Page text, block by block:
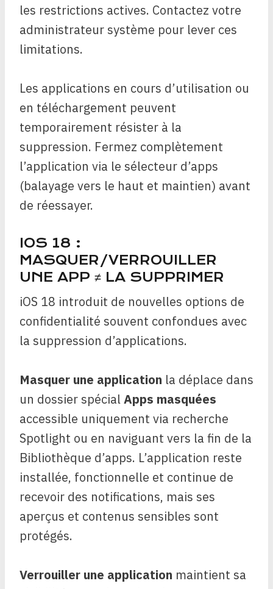
les restrictions actives. Contactez votre
administrateur système pour lever ces
limitations.
Les applications en cours d’utilisation ou
en téléchargement peuvent
temporairement résister à la
suppression. Fermez complètement
l’application via le sélecteur d’apps
(balayage vers le haut et maintien) avant
de réessayer.
IOS 18 :
MASQUER/VERROUILLER
UNE APP ≠ LA SUPPRIMER
iOS 18 introduit de nouvelles options de
confidentialité souvent confondues avec
la suppression d’applications.
Masquer une application la déplace dans
un dossier spécialApps masquées
accessible uniquement via recherche
Spotlight ou en naviguant vers la fin de la
Bibliothèque d’apps. L’application reste
installée, fonctionnelle et continue de
recevoir des notifications, mais ses
aperçus et contenus sensibles sont
protégés.
Verrouiller une application maintient sa